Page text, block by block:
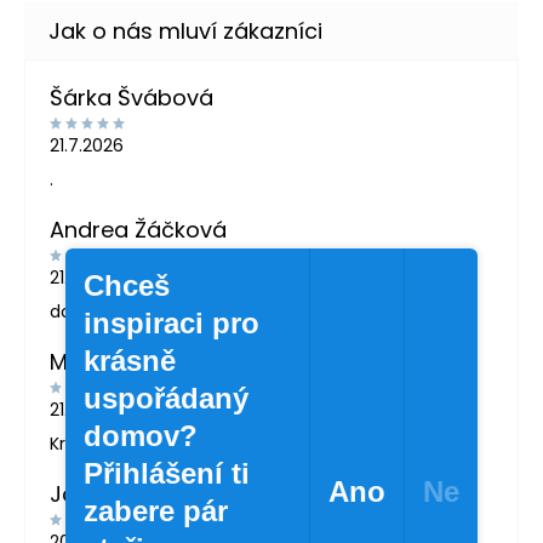
Šárka Švábová
21.7.2026
.
Andrea Žáčková
21.5.2026
doporučuji
MARTINA LONDINOVÁ
21.5.2026
Krásné zboží
Jana Svatošová
Chceš
inspiraci pro
krásně
uspořádaný
domov?
Přihlášení ti
zabere pár
Ano Ne